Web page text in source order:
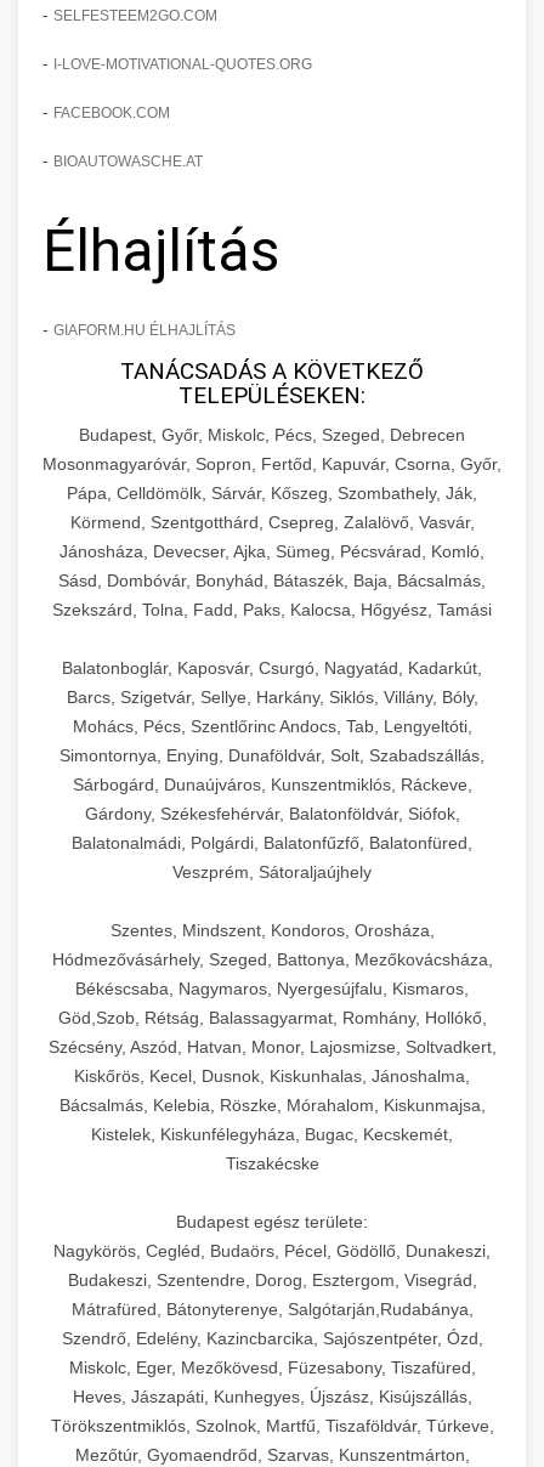
- SELFESTEEM2GO.COM
- I-LOVE-MOTIVATIONAL-QUOTES.ORG
- FACEBOOK.COM
- BIOAUTOWASCHE.AT
Élhajlítás
- GIAFORM.HU ÉLHAJLÍTÁS
TANÁCSADÁS A KÖVETKEZŐ
TELEPÜLÉSEKEN:
Budapest, Győr, Miskolc, Pécs, Szeged, Debrecen
Mosonmagyaróvár, Sopron, Fertőd, Kapuvár, Csorna, Győr,
Pápa, Celldömölk, Sárvár, Kőszeg, Szombathely, Ják,
Körmend, Szentgotthárd, Csepreg, Zalalövő, Vasvár,
Jánosháza, Devecser, Ajka, Sümeg, Pécsvárad, Komló,
Sásd, Dombóvár, Bonyhád, Bátaszék, Baja, Bácsalmás,
Szekszárd, Tolna, Fadd, Paks, Kalocsa, Hőgyész, Tamási
Balatonboglár, Kaposvár, Csurgó, Nagyatád, Kadarkút,
Barcs, Szigetvár, Sellye, Harkány, Siklós, Villány, Bóly,
Mohács, Pécs, Szentlőrinc Andocs, Tab, Lengyeltóti,
Simontornya, Enying, Dunaföldvár, Solt, Szabadszállás,
Sárbogárd, Dunaújváros, Kunszentmiklós, Ráckeve,
Gárdony, Székesfehérvár, Balatonföldvár, Siófok,
Balatonalmádi, Polgárdi, Balatonfűzfő, Balatonfüred,
Veszprém, Sátoraljaújhely
Szentes, Mindszent, Kondoros, Orosháza,
Hódmezővásárhely, Szeged, Battonya, Mezőkovácsháza,
Békéscsaba, Nagymaros, Nyergesújfalu, Kismaros,
Göd,Szob, Rétság, Balassagyarmat, Romhány, Hollókő,
Szécsény, Aszód, Hatvan, Monor, Lajosmizse, Soltvadkert,
Kiskőrös, Kecel, Dusnok, Kiskunhalas, Jánoshalma,
Bácsalmás, Kelebia, Röszke, Mórahalom, Kiskunmajsa,
Kistelek, Kiskunfélegyháza, Bugac, Kecskemét,
Tiszakécske
Budapest egész területe:
Nagykörös, Cegléd, Budaörs, Pécel, Gödöllő, Dunakeszi,
Budakeszi, Szentendre, Dorog, Esztergom, Visegrád,
Mátrafüred, Bátonyterenye, Salgótarján,Rudabánya,
Szendrő, Edelény, Kazincbarcika, Sajószentpéter, Ózd,
Miskolc, Eger, Mezőkövesd, Füzesabony, Tiszafüred,
Heves, Jászapáti, Kunhegyes, Újszász, Kisújszállás,
Törökszentmiklós, Szolnok, Martfű, Tiszaföldvár, Túrkeve,
Mezőtúr, Gyomaendrőd, Szarvas, Kunszentmárton,